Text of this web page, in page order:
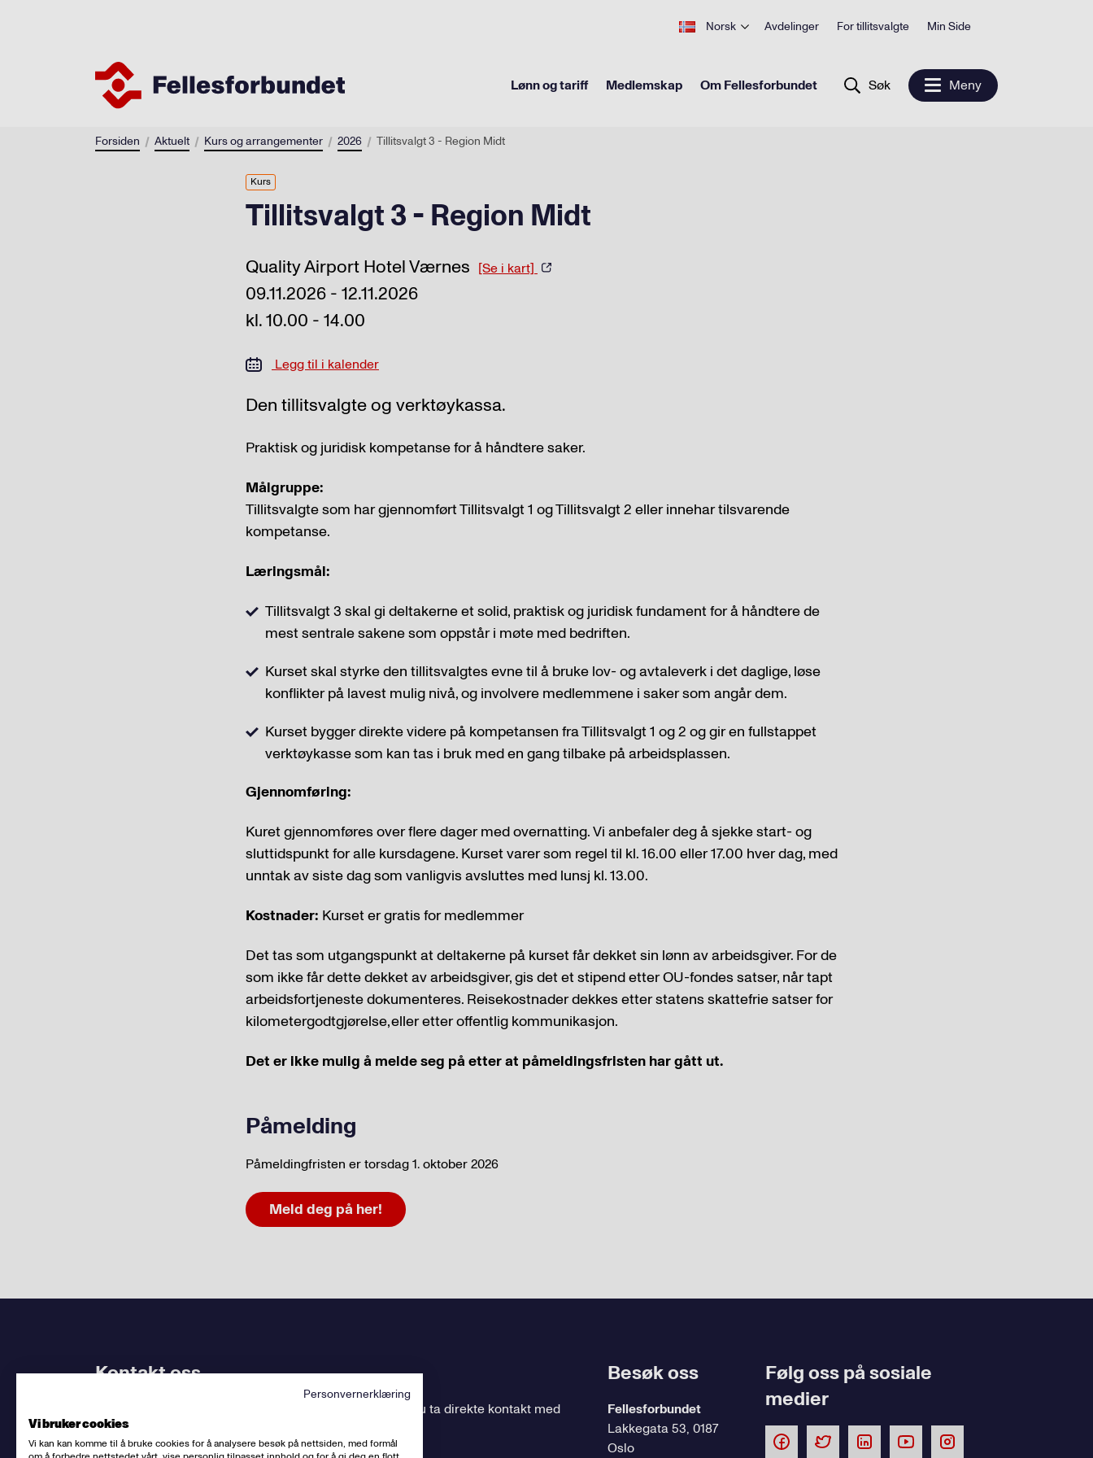
Norsk Avdelinger For tillitsvalgte Min Side
Lønn og tariff Medlemskap Om Fellesforbundet Søk Meny
Forsiden Aktuelt Kurs og arrangementer 2026 Tillitsvalgt 3 - Region Midt
Kurs
Tillitsvalgt 3 - Region Midt
Quality Airport Hotel Værnes [Se i kart]
09.11.2026 - 12.11.2026
kl. 10.00 - 14.00
Legg til i kalender
Den tillitsvalgte og verktøykassa.
Praktisk og juridisk kompetanse for å håndtere saker.
Målgruppe:
Tillitsvalgte som har gjennomført Tillitsvalgt 1 og Tillitsvalgt 2 eller innehar tilsvarende
kompetanse.
Læringsmål:
Tillitsvalgt 3 skal gi deltakerne et solid, praktisk og juridisk fundament for å håndtere de
mest sentrale sakene som oppstår i møte med bedriften.
Kurset skal styrke den tillitsvalgtes evne til å bruke lov- og avtaleverk i det daglige, løse
konflikter på lavest mulig nivå, og involvere medlemmene i saker som angår dem.
Kurset bygger direkte videre på kompetansen fra Tillitsvalgt 1 og 2 og gir en fullstappet
verktøykasse som kan tas i bruk med en gang tilbake på arbeidsplassen.
Gjennomføring:
Kuret gjennomføres over flere dager med overnatting. Vi anbefaler deg å sjekke start- og
sluttidspunkt for alle kursdagene. Kurset varer som regel til kl. 16.00 eller 17.00 hver dag, med
unntak av siste dag som vanligvis avsluttes med lunsj kl. 13.00.
Kostnader: Kurset er gratis for medlemmer
Det tas som utgangspunkt at deltakerne på kurset får dekket sin lønn av arbeidsgiver. For de
som ikke får dette dekket av arbeidsgiver, gis det et stipend etter OU-fondes satser, når tapt
arbeidsfortjeneste dokumenteres. Reisekostnader dekkes etter statens skattefrie satser for
kilometergodtgjørelse, eller etter offentlig kommunikasjon.
Det er ikke mulig å melde seg på etter at påmeldingsfristen har gått ut.
Påmelding
Påmeldingfristen er torsdag 1. oktober 2026
Meld deg på her!
Kontakt oss
, kan du ta direkte kontakt med
dem.
Besøk oss
Fellesforbundet
Lakkegata 53, 0187
Oslo
Følg oss på sosiale
medier
Personvernerklæring
Vi bruker cookies
Vi kan kan komme til å bruke cookies for å analysere besøk på nettsiden, med formål